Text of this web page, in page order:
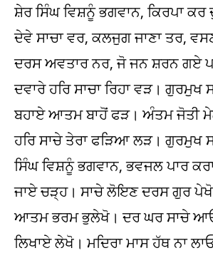
ਸ਼ੇਰ ਸਿੰਘ ਵਿਸ਼ਨੂੰ ਭਗਵਾਨ, ਕਿਰਪਾ ਕਰ
ਦੇਵੇ ਸਾਚਾ ਵਰ, ਕਲਜੁਗ ਜਾਣਾ ਤਰ,
ਦਰਸ ਅਵਤਾਰ ਨਰ, ਜੋ ਜਨ ਸ਼ਰਨ ਗਏ
ਦਵਾਰੇ ਹਰਿ ਸਾਚਾ ਰਿਹਾ ਵੜ। ਗੁਰਮੁਖ
ਬਹਾਏ ਆਤਮ ਬਾਹੋਂ ਫੜ। ਅੰਤਮ ਜੋਤੀ
ਹਰਿ ਸਾਚੇ ਤੇਰਾ ਫੜਿਆ ਲੜ। ਗੁਰਮੁਖ
ਸਿੰਘ ਵਿਸ਼ਨੂੰ ਭਗਵਾਨ, ਭਵਜਲ ਪਾਰ
ਜਾਏ ਚੜ੍ਹ। ਸਾਚੇ ਲੋਇਣ ਦਰਸ ਗੁਰ
ਆਤਮ ਭਰਮ ਭੁਲੇਖੋ। ਦਰ ਘਰ ਸਾਚੇ
ਲਿਖਾਏ ਲੇਖੋ। ਮਦਿਰਾ ਮਾਸ ਹੱਥ ਨਾ